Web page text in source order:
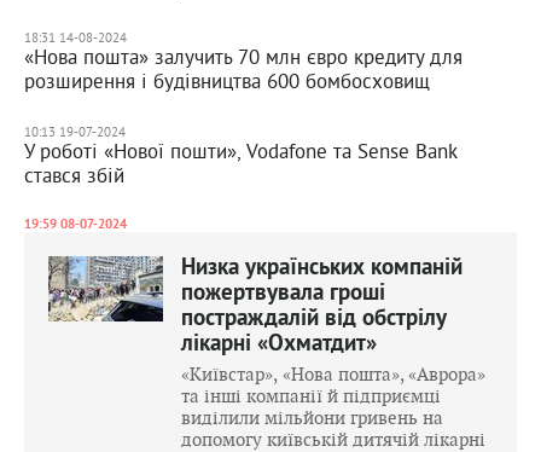
18:31 14-08-2024
«Нова пошта» залучить 70 млн євро кредиту для
розширення і будівництва 600 бомбосховищ
10:13 19-07-2024
У роботі «Нової пошти», Vodafone та Sense Bank
стався збій
19:59 08-07-2024
Низка українських компаній
пожертвувала гроші
постраждалій від обстрілу
лікарні «Охматдит»
«Київстар», «Нова пошта», «Аврора»
та інші компанії й підприємці
виділили мільйони гривень на
допомогу київській дитячій лікарні